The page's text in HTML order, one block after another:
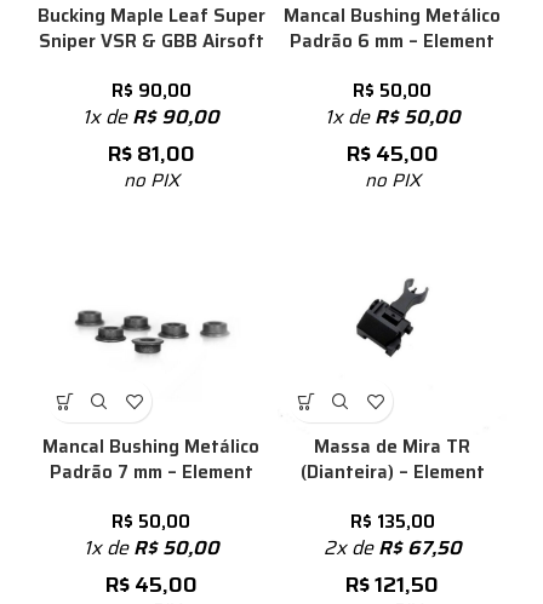
Bucking Maple Leaf Super
Sniper VSR & GBB Airsoft
R$ 90,00
1x deR$90,00
R$81,00
no PIX
Mancal Bushing Metálico
Padrão 6 mm – Element
R$ 50,00
1x deR$50,00
R$45,00
no PIX
Mancal Bushing Metálico
Padrão 7 mm – Element
R$ 50,00
1x deR$50,00
R$45,00
Massa de Mira TR
(Dianteira) – Element
R$ 135,00
2x deR$67,50
R$121,50